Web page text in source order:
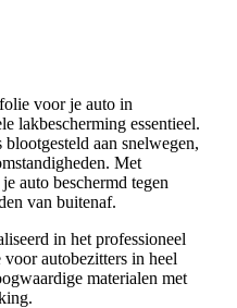
voor je auto in
lakbescherming essentieel.
aan snelwegen,
Met
auto beschermd tegen
van buitenaf.
in het professioneel
voor autobezitters in heel
materialen met